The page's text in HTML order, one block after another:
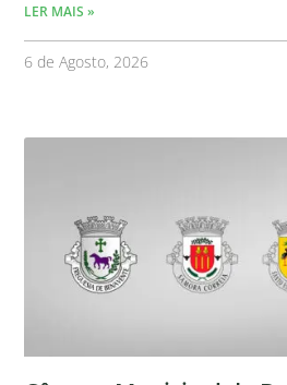
LER MAIS »
6 de Agosto, 2026